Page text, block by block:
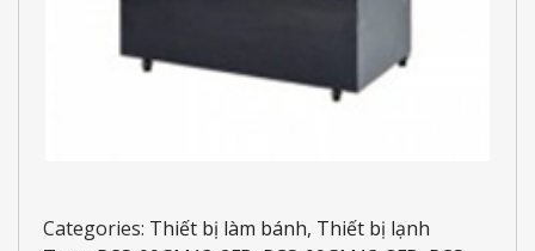
Categories: Thiết bị làm bánh, Thiết bị lạnh